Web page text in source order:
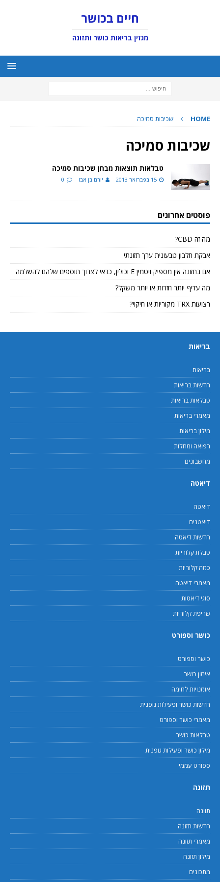
חיים בכושר
מגזין בריאות כושר ותזונה
HOME שכיבות סמיכה
שכיבות סמיכה
טבלאות תוצאות מבחן שכיבות סמיכה
15 בפברואר 2013 יורם בן אבו 0
פוסטים אחרונים
מה זה CBD?
אבקת חלבון טבעונית ערך תזונתי
אם בתזונה אין מספיק ויטמין E וכולין, כדאי לצרוך תוספים שלהם להשלמה
מה עדיף יותר חזרות או יותר משקל?
רצועות TRX מקוריות או חיקוי?
בריאות
בריאות
חדשות בריאות
טבלאות בריאות
מאמרי בריאות
מילון בריאות
רפואה ומחלות
מחשבונים
דיאטה
דיאטה
דיאטנים
חדשות דיאטה
טבלת קלוריות
כמה קלוריות
מאמרי דיאטה
סוגי דיאטות
שריפת קלוריות
כושר וספורט
כושר וספורט
אימון כושר
אומנויות לחימה
חדשות כושר ופעילות גופנית
מאמרי כושר וספורט
טבלאות כושר
מילון כושר ופעילות גופנית
ספורט עממי
תזונה
תזונה
חדשות תזונה
מאמרי תזונה
מילון תזונה
מתכונים